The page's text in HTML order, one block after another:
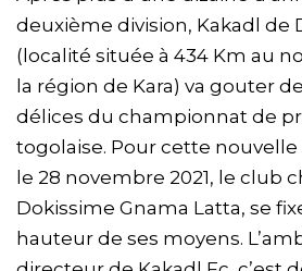
deuxième division, Kakadl de
(localité située à 434 Km au
la région de Kara) va gouter
délices du championnat de
togolaise. Pour cette nouvelle
le 28 novembre 2021, le club
Dokissime Gnama Latta, se
hauteur de ses moyens.